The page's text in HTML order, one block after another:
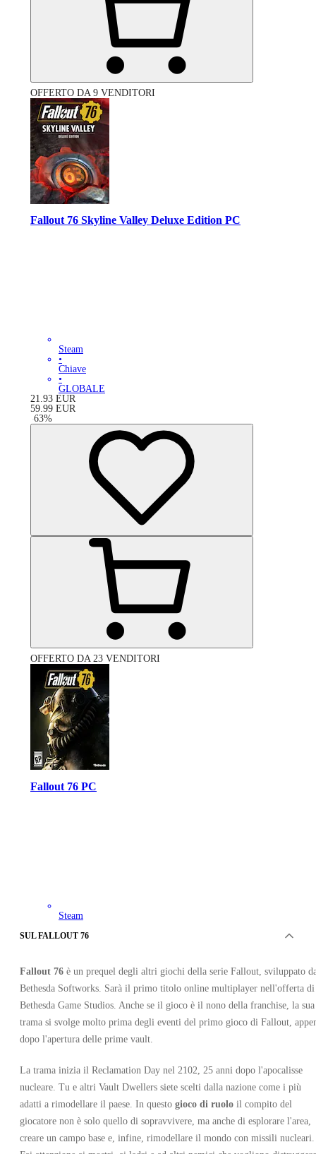
OFFERTO DA 9 VENDITORI
Fallout 76 Skyline Valley Deluxe Edition PC
Steam
•
Chiave
•
GLOBALE
21.93 EUR
59.99 EUR
-63%
OFFERTO DA 23 VENDITORI
Fallout 76 PC
Steam
Chiave
11.14
EUR
39.99 EUR
-72%
SUL FALLOUT 76
Fallout 76 è un prequel degli altri giochi della serie Fallout, sviluppato
Bethesda Softworks. Sarà il primo titolo online multiplayer nell'offerta di
Bethesda Game Studios. Anche se il gioco è il nono della franchise, la sua
trama si svolge molto prima degli eventi del primo gioco di Fallout,
dopo l'apertura delle prime vault.
La trama inizia il Reclamation Day nel 2102, 25 anni dopo l'apocalisse
nucleare. Tu e altri Vault Dwellers siete scelti dalla nazione come i più
adatti a rimodellare il paese. In questo gioco di ruolo il compito del
giocatore non è solo quello di sopravvivere, ma anche di esplorare l'area,
creare un campo base e, infine, rimodellare il mondo con missili nucleari.